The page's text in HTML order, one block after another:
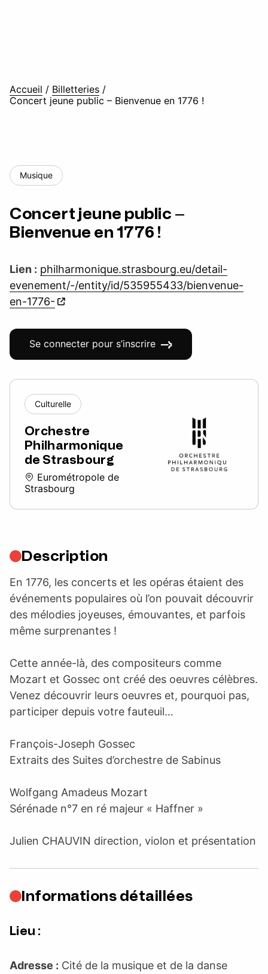
Accueil / Billetteries /
Concert jeune public – Bienvenue en 1776 !
Musique
Concert jeune public –
Bienvenue en 1776 !
Lien : philharmonique.strasbourg.eu/detail-
evenement/-/entity/id/535955433/bienvenue-
en-1776-
Se connecter pour s’inscrire
Culturelle
Orchestre
Philharmonique
de Strasbourg
Eurométropole de
Strasbourg
Description
En 1776, les concerts et les opéras étaient des
événements populaires où l’on pouvait découvrir
des mélodies joyeuses, émouvantes, et parfois
même surprenantes !
Cette année-là, des compositeurs comme
Mozart et Gossec ont créé des oeuvres célèbres.
Venez découvrir leurs oeuvres et, pourquoi pas,
participer depuis votre fauteuil…
François-Joseph Gossec
Extraits des Suites d’orchestre de Sabinus
Wolfgang Amadeus Mozart
Sérénade n°7 en ré majeur « Haffner »
Julien CHAUVIN direction, violon et présentation
Informations détaillées
Lieu :
Adresse : Cité de la musique et de la danse